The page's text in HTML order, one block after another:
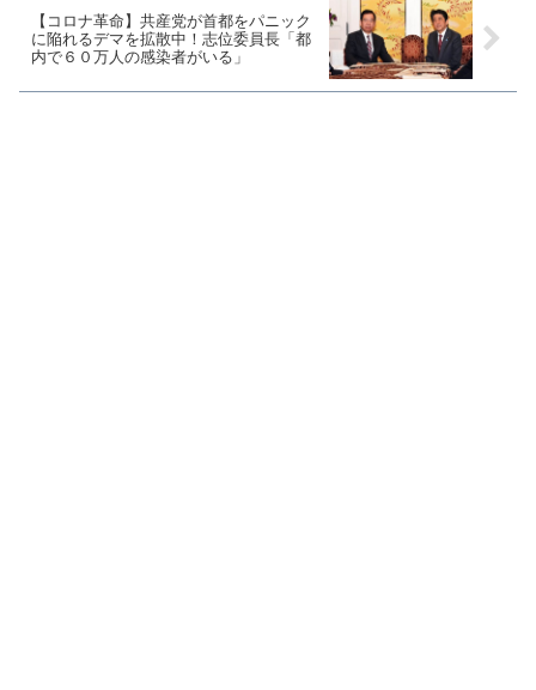
【コロナ革命】共産党が首都をパニック
に陥れるデマを拡散中！志位委員長「都
内で６０万人の感染者がいる」